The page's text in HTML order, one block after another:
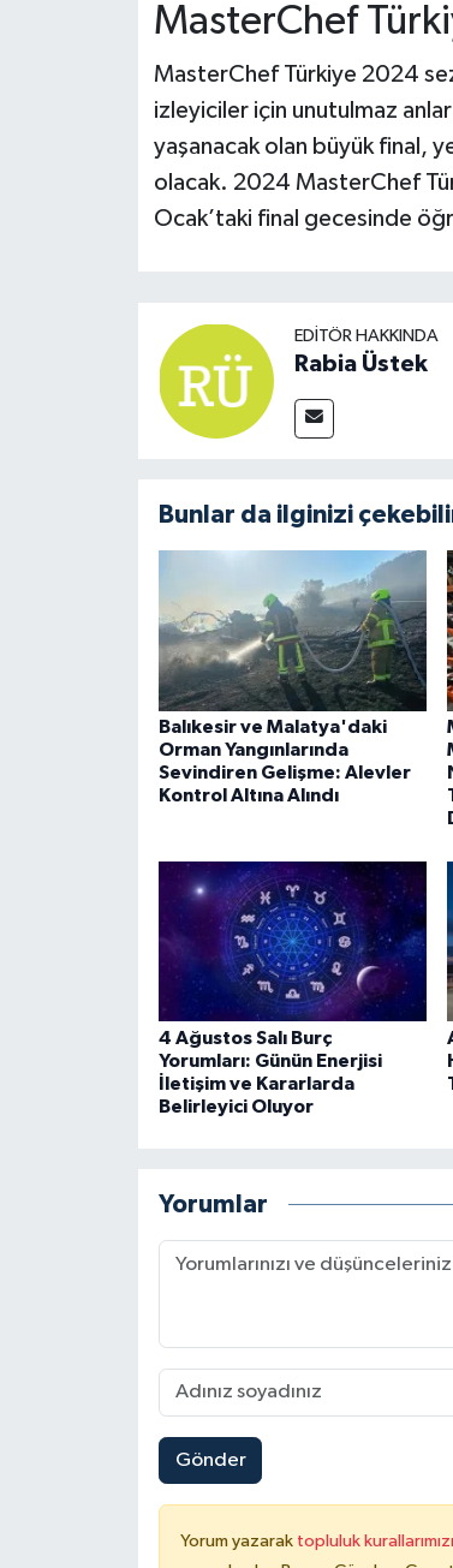
MasterChef
MasterChef Türkiye 2024
izleyiciler için unutulmaz
yaşanacak olan büyük final,
olacak. 2024 MasterChef
Ocak’taki final gecesinde
EDITÖR HAKKINDA
Rabia Üstek
Bunlar da ilginizi
Balıkesir ve Malatya'daki
Orman Yangınlarında
Sevindiren Gelişme: Alevler
Kontrol Altına Alındı
4 Ağustos Salı Burç
Yorumları: Günün Enerjisi
İletişim ve Kararlarda
Belirleyici Oluyor
Yorumlar
Gönder
Yorum yazarak topluluk kurallarımızı